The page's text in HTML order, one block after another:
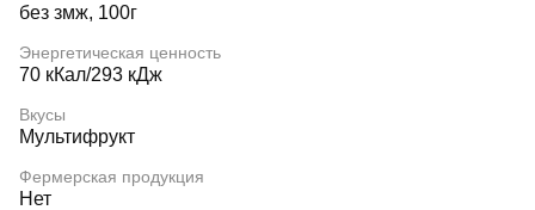
без змж, 100г
Энергетическая ценность
70 кКал/293 кДж
Вкусы
Мультифрукт
Фермерская продукция
Нет